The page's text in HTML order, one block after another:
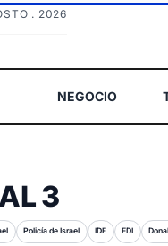
. 2026
NEGOCIO
3
Policía de Israel IDF FDI